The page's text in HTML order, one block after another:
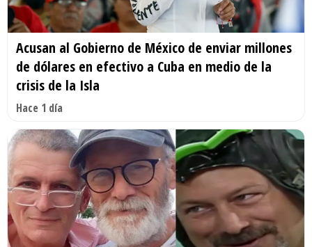
Acusan al Gobierno de México de enviar millones
de dólares en efectivo a Cuba en medio de la
crisis de la Isla
Hace 1 día